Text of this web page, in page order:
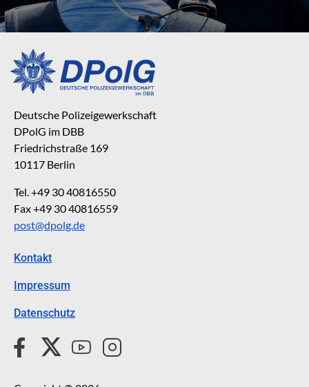
Deutsche Polizeigewerkschaft
DPolG im DBB
Friedrichstraße 169
10117 Berlin
Tel. +49 30 40816550
Fax +49 30 40816559
post@dpolg.de
Kontakt
Impressum
Datenschutz